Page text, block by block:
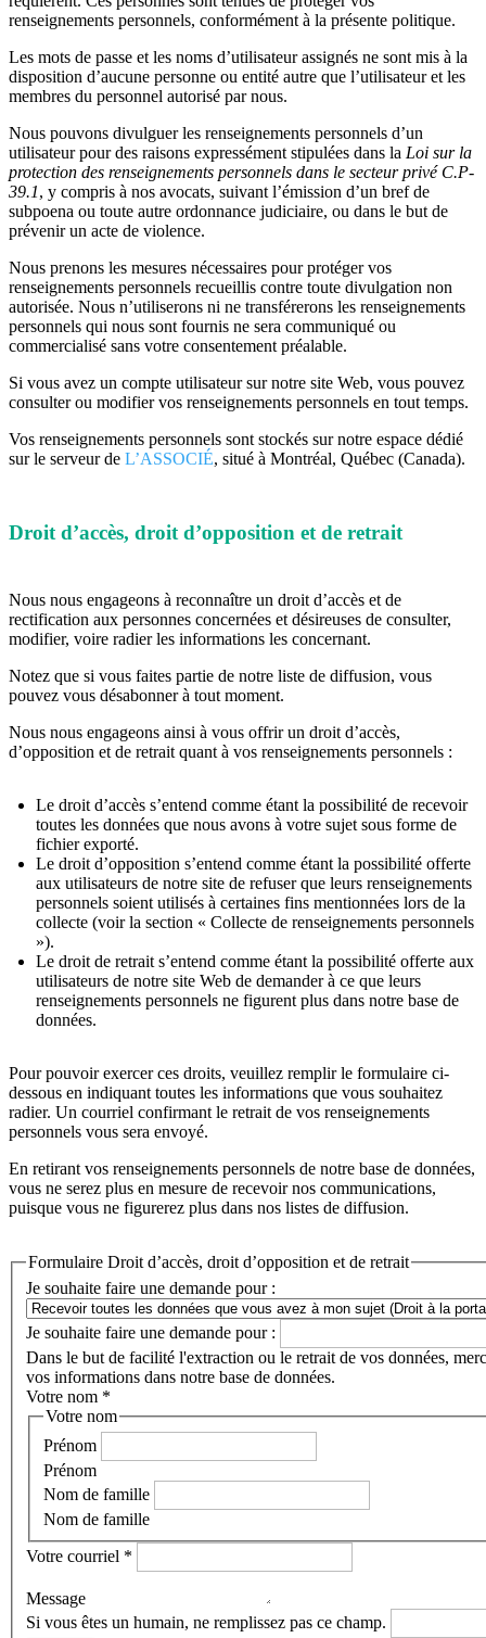
renseignements personnels, conformément à la présente politique.
Les mots de passe et les noms d’utilisateur assignés ne sont mis à la
disposition d’aucune personne ou entité autre que l’utilisateur et les
membres du personnel autorisé par nous.
Nous pouvons divulguer les renseignements personnels d’un
utilisateur pour des raisons expressément stipulées dans la Loi sur la
protection des renseignements personnels dans le secteur privé C.P-
39.1, y compris à nos avocats, suivant l’émission d’un bref de
subpoena ou toute autre ordonnance judiciaire, ou dans le but de
prévenir un acte de violence.
Nous prenons les mesures nécessaires pour protéger vos
renseignements personnels recueillis contre toute divulgation non
autorisée. Nous n’utiliserons ni ne transférerons les renseignements
personnels qui nous sont fournis ne sera communiqué ou
commercialisé sans votre consentement préalable.
Si vous avez un compte utilisateur sur notre site Web, vous pouvez
consulter ou modifier vos renseignements personnels en tout temps.
Vos renseignements personnels sont stockés sur notre espace dédié
sur le serveur de L’ASSOCIÉ, situé à Montréal, Québec (Canada).
Droit d’accès, droit d’opposition et de retrait
Nous nous engageons à reconnaître un droit d’accès et de
rectification aux personnes concernées et désireuses de consulter,
modifier, voire radier les informations les concernant.
Notez que si vous faites partie de notre liste de diffusion, vous
pouvez vous désabonner à tout moment.
Nous nous engageons ainsi à vous offrir un droit d’accès,
d’opposition et de retrait quant à vos renseignements personnels :
Le droit d’accès s’entend comme étant la possibilité de recevoir
toutes les données que nous avons à votre sujet sous forme de
fichier exporté.
Le droit d’opposition s’entend comme étant la possibilité offerte
aux utilisateurs de notre site de refuser que leurs renseignements
personnels soient utilisés à certaines fins mentionnées lors de la
collecte (voir la section « Collecte de renseignements personnels
»).
Le droit de retrait s’entend comme étant la possibilité offerte aux
utilisateurs de notre site Web de demander à ce que leurs
renseignements personnels ne figurent plus dans notre base de
données.
Pour pouvoir exercer ces droits, veuillez remplir le formulaire ci-
dessous en indiquant toutes les informations que vous souhaitez
radier. Un courriel confirmant le retrait de vos renseignements
personnels vous sera envoyé.
En retirant vos renseignements personnels de notre base de données,
vous ne serez plus en mesure de recevoir nos communications,
puisque vous ne figurerez plus dans nos listes de diffusion.
Formulaire Droit d’accès, droit d’opposition et de retrait
Je souhaite faire une demande pour :
Je souhaite faire une demande pour :
Dans le but de facilité l'extraction ou le retrait de vos données,
vos informations dans notre base de données.
Votre nom *
Votre nom
Prénom
Prénom
Nom de famille
Nom de famille
Votre courriel *
Message
Si vous êtes un humain, ne remplissez pas ce champ.